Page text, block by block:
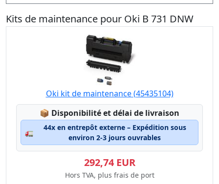
Kits de maintenance pour Oki B 731 DNW
Oki kit de maintenance (45435104)
📦 Lagerstatus:
Disponibilité et délai de livraison
🚛
44x en entrepôt externe – Expédition sous
environ 2-3 jours ouvrables
292,74 EUR
Hors TVA, plus frais de port